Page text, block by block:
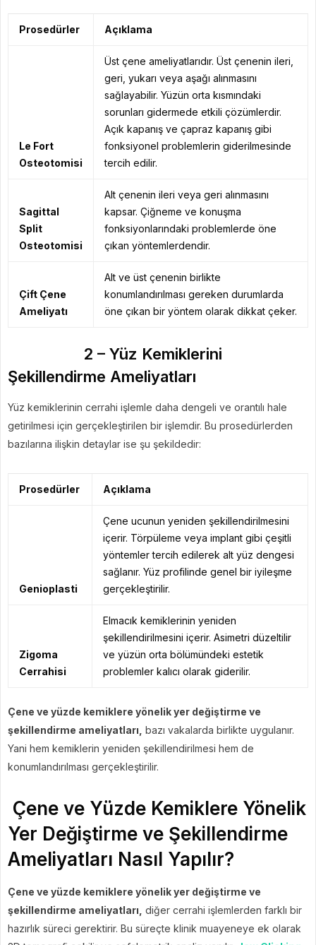
Prosedürler Açıklama
Le Fort
Osteotomisi
Üst çene ameliyatlarıdır. Üst çenenin ileri,
geri, yukarı veya aşağı alınmasını
sağlayabilir. Yüzün orta kısmındaki
sorunları gidermede etkili çözümlerdir.
Açık kapanış ve çapraz kapanış gibi
fonksiyonel problemlerin giderilmesinde
tercih edilir.
Sagittal
Split
Osteotomisi
Alt çenenin ileri veya geri alınmasını
kapsar. Çiğneme ve konuşma
fonksiyonlarındaki problemlerde öne
çıkan yöntemlerdendir.
Çift Çene
Ameliyatı
Alt ve üst çenenin birlikte
konumlandırılması gereken durumlarda
öne çıkan bir yöntem olarak dikkat çeker.
2 – Yüz Kemiklerini
Şekillendirme Ameliyatları
Yüz kemiklerinin cerrahi işlemle daha dengeli ve orantılı hale
getirilmesi için gerçekleştirilen bir işlemdir. Bu prosedürlerden
bazılarına ilişkin detaylar ise şu şekildedir:
Prosedürler Açıklama
Genioplasti
Çene ucunun yeniden şekillendirilmesini
içerir. Törpüleme veya implant gibi çeşitli
yöntemler tercih edilerek alt yüz dengesi
sağlanır. Yüz profilinde genel bir iyileşme
gerçekleştirilir.
Zigoma
Cerrahisi
Elmacık kemiklerinin yeniden
şekillendirilmesini içerir. Asimetri düzeltilir
ve yüzün orta bölümündeki estetik
problemler kalıcı olarak giderilir.
Çene ve yüzde kemiklere yönelik yer değiştirme ve
şekillendirme ameliyatları, bazı vakalarda birlikte uygulanır.
Yani hem kemiklerin yeniden şekillendirilmesi hem de
konumlandırılması gerçekleştirilir.
Çene ve Yüzde Kemiklere Yönelik
Yer Değiştirme ve Şekillendirme
Ameliyatları Nasıl Yapılır?
Çene ve yüzde kemiklere yönelik yer değiştirme ve
şekillendirme ameliyatları, diğer cerrahi işlemlerden farklı bir
hazırlık süreci gerektirir. Bu süreçte klinik muayeneye ek olarak